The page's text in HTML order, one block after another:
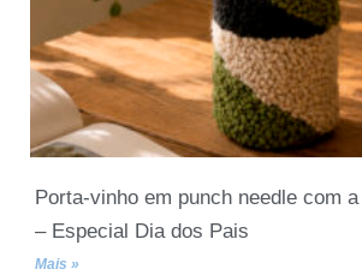
Porta-vinho em punch needle com
– Especial Dia dos Pais
Mais »